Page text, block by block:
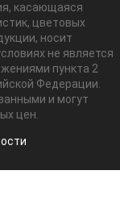
касающаяся
цветовых
носит
не является
пункта 2
Федерации.
и могут
цен.